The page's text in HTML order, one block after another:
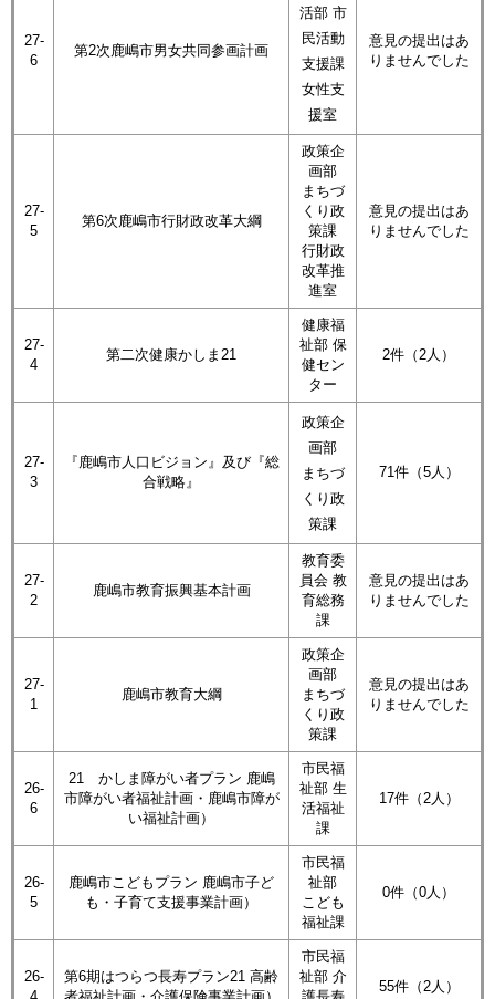
27-
6
第2次鹿嶋市男女共同参画計画
活部 市
民活動
支援課
女性支
援室
意見の提出はあ
りませんでした
27-
5
第6次鹿嶋市行財政改革大綱
政策企
画部
まちづ
くり政
策課
行財政
改革推
進室
意見の提出はあ
りませんでした
27-
4
第二次健康かしま21
健康福
祉部 保
健セン
ター
2件（2人）
27-
3
『鹿嶋市人口ビジョン』及び『総
合戦略』
政策企
画部
まちづ
くり政
策課
71件（5人）
27-
2
鹿嶋市教育振興基本計画
教育委
員会 教
育総務
課
意見の提出はあ
りませんでした
27-
1
鹿嶋市教育大綱
政策企
画部
まちづ
くり政
策課
意見の提出はあ
りませんでした
26-
6
21 かしま障がい者プラン 鹿嶋
市障がい者福祉計画・鹿嶋市障が
い福祉計画）
市民福
祉部 生
活福祉
課
17件（2人）
26-
5
鹿嶋市こどもプラン 鹿嶋市子ど
も・子育て支援事業計画）
市民福
祉部
こども
福祉課
0件（0人）
26-
第6期はつらつ長寿プラン21 高齢
市民福
祉部 介
55件（2人）